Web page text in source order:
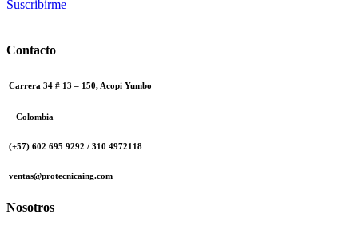
Suscribirme
Contacto
Carrera 34 # 13 – 150, Acopi Yumbo
Colombia
(+57) 602 695 9292 / 310 4972118
ventas@protecnicaing.com
Nosotros